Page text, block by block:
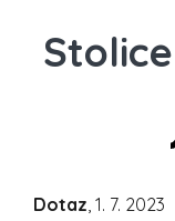
Dotaz, 1. 7. 2023